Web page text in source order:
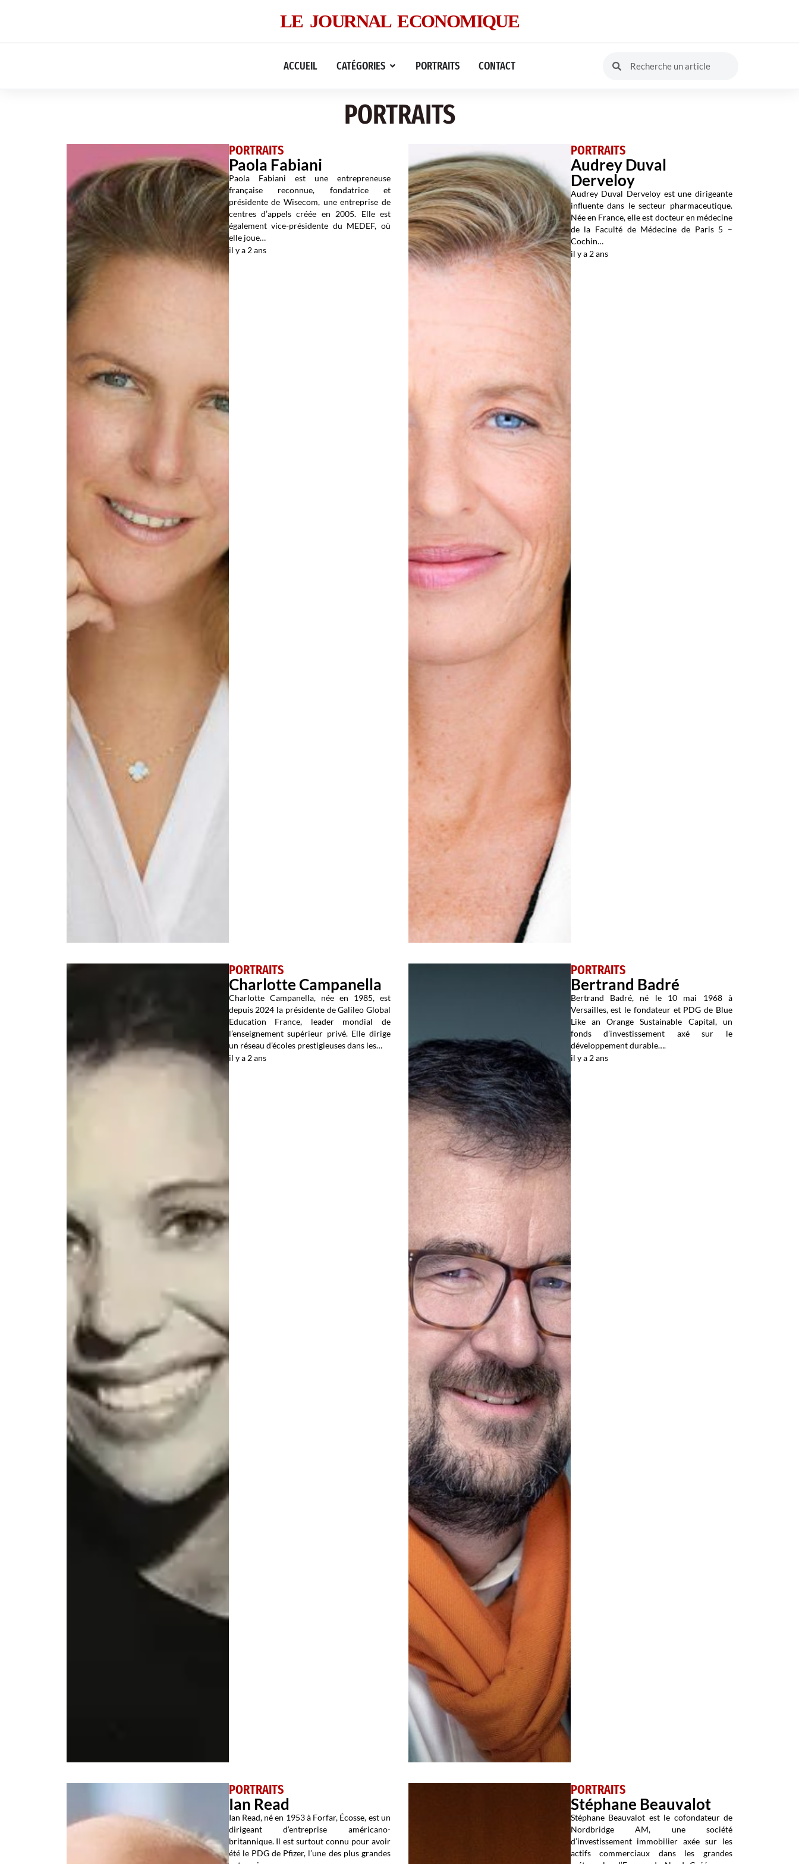
LE JOURNAL ECONOMIQUE
ACCUEIL CATÉGORIES PORTRAITS CONTACT
PORTRAITS
PORTRAITS
Paola Fabiani
Paola Fabiani est une entrepreneuse
française reconnue, fondatrice et
présidente de Wisecom, une entreprise de
centres d’appels créée en 2005. Elle est
également vice-présidente du MEDEF, où
elle joue…
il y a 2 ans
PORTRAITS
Audrey Duval
Derveloy
Audrey Duval Derveloy est une dirigeante
influente dans le secteur pharmaceutique.
Née en France, elle est docteur en médecine
de la Faculté de Médecine de Paris 5 –
Cochin…
il y a 2 ans
PORTRAITS
Charlotte Campanella
Charlotte Campanella, née en 1985, est
depuis 2024 la présidente de Galileo Global
Education France, leader mondial de
l’enseignement supérieur privé. Elle dirige
un réseau d’écoles prestigieuses dans les…
il y a 2 ans
PORTRAITS
Bertrand Badré
Bertrand Badré, né le 10 mai 1968 à
Versailles, est le fondateur et PDG de Blue
Like an Orange Sustainable Capital, un
fonds d’investissement axé sur le
développement durable….
il y a 2 ans
PORTRAITS
Ian Read
Ian Read, né en 1953 à Forfar, Écosse, est un
dirigeant d’entreprise américano-
britannique. Il est surtout connu pour avoir
été le PDG de Pfizer, l’une des plus grandes
PORTRAITS
Stéphane Beauvalot
Stéphane Beauvalot est le cofondateur de
Nordbridge AM, une société
d’investissement immobilier axée sur les
actifs commerciaux dans les grandes